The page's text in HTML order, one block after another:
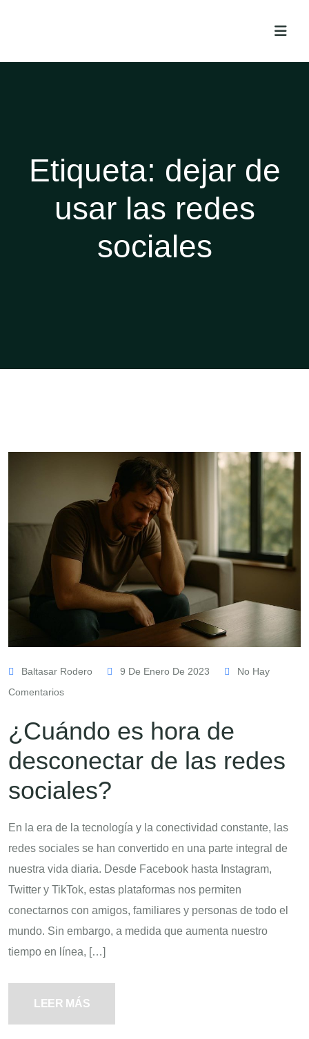
Etiqueta: dejar de
usar las redes
sociales
Baltasar Rodero 9 De Enero De 2023
No Hay
Comentarios
¿Cuándo es hora de
desconectar de las redes
sociales?
En la era de la tecnología y la conectividad constante, las
redes sociales se han convertido en una parte integral de
nuestra vida diaria. Desde Facebook hasta Instagram,
Twitter y TikTok, estas plataformas nos permiten
conectarnos con amigos, familiares y personas de todo el
mundo. Sin embargo, a medida que aumenta nuestro
tiempo en línea, […]
LEER MÁS